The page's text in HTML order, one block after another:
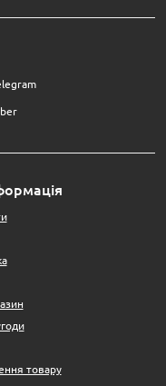
товару